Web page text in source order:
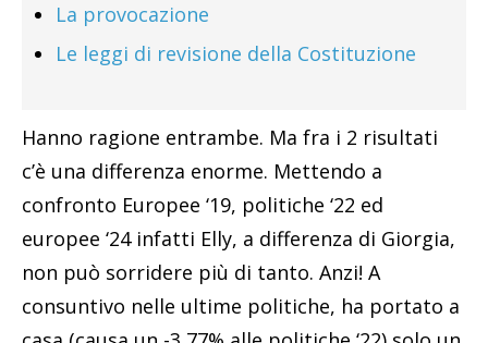
La provocazione
Le leggi di revisione della Costituzione
Hanno ragione entrambe. Ma fra i 2 risultati
c’è una differenza enorme. Mettendo a
confronto Europee ‘19, politiche ‘22 ed
europee ‘24 infatti Elly, a differenza di Giorgia,
non può sorridere più di tanto. Anzi! A
consuntivo nelle ultime politiche, ha portato a